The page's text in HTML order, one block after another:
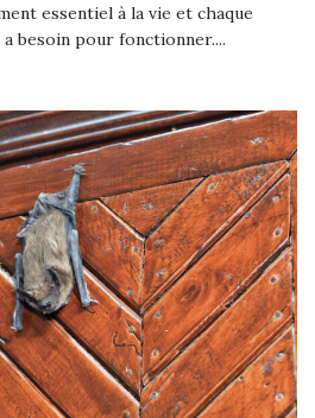
essentiel à la vie et chaque
besoin pour fonctionner....